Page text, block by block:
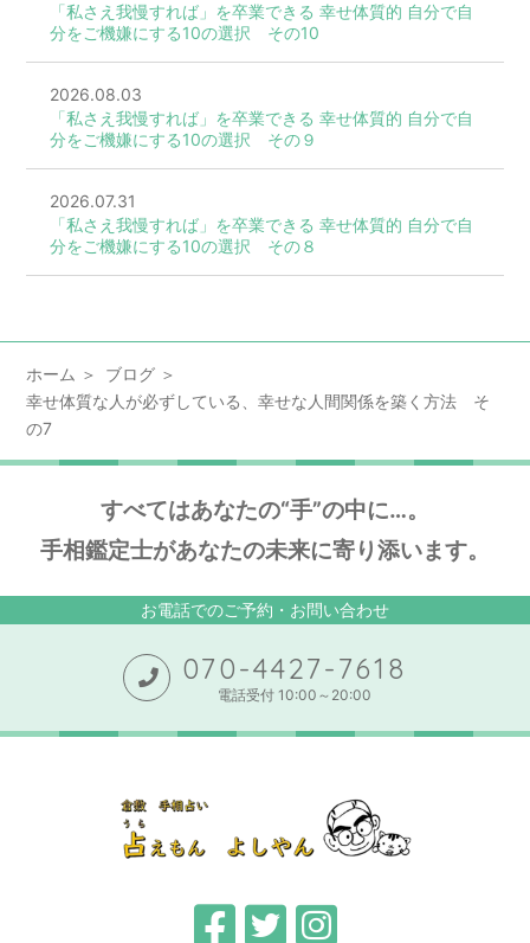
「私さえ我慢すれば」を卒業できる 幸せ体質的 自分で自
分をご機嫌にする10の選択 その10
2026.08.03
「私さえ我慢すれば」を卒業できる 幸せ体質的 自分で自
分をご機嫌にする10の選択 その９
2026.07.31
「私さえ我慢すれば」を卒業できる 幸せ体質的 自分で自
分をご機嫌にする10の選択 その８
ホーム
ブログ
幸せ体質な人が必ずしている、幸せな人間関係を築く方法 そ
の7
すべてはあなたの“手”の中に…。
手相鑑定士があなたの未来に寄り添います。
お電話でのご予約・お問い合わせ
070-4427-7618
電話受付 10:00～20:00